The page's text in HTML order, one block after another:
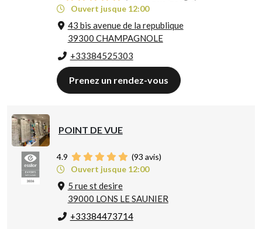
Ouvert jusque 12:00
43 bis avenue de la republique
39300 CHAMPAGNOLE
+33384525303
Prenez un rendez-vous
POINT DE VUE
4.9 (93 avis)
Ouvert jusque 12:00
5 rue st desire
39000 LONS LE SAUNIER
+33384473714